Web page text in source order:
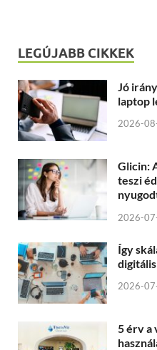
LEGÚJABB CIKKEK
Jó
laptop
2026-
Glicin:
teszi
2026-
Így
2026-
5 érv a